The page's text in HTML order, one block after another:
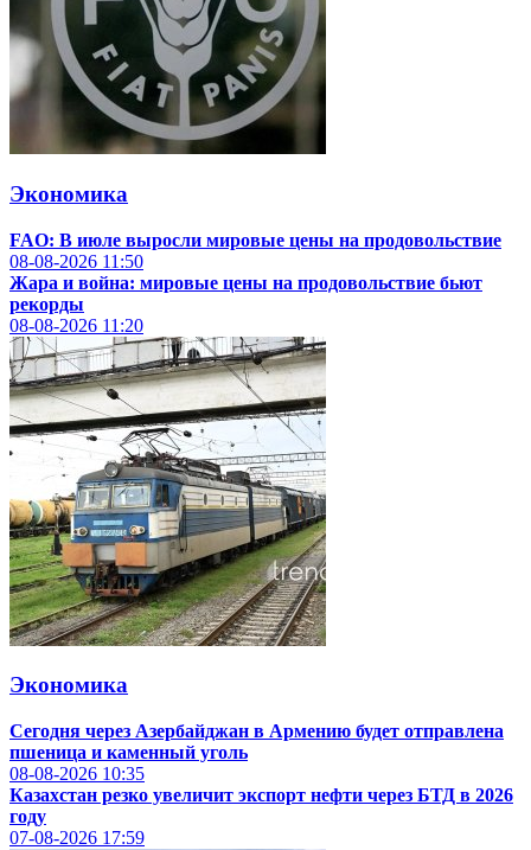
Экономика
FAO: В июле выросли мировые цены на продовольствие
08-08-2026 11:50
Жара и война: мировые цены на продовольствие бьют
рекорды
08-08-2026 11:20
Экономика
Сегодня через Азербайджан в Армению будет отправлена
пшеница и каменный уголь
08-08-2026 10:35
Казахстан резко увеличит экспорт нефти через БТД в 2026
году
07-08-2026 17:59